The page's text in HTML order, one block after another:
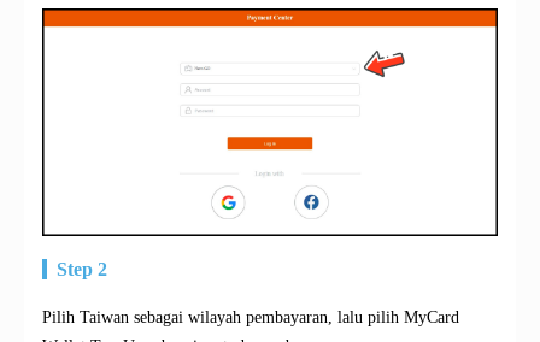
Step 2
Pilih Taiwan sebagai wilayah pembayaran, lalu pilih MyCard